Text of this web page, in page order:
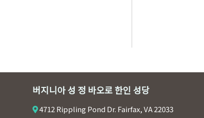
버지니아 성 정 바오로 한인 성당
4712 Rippling Pond Dr. Fairfax, VA 22033